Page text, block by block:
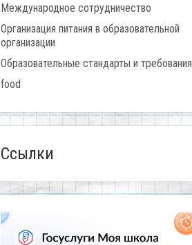
Международное сотрудничество
Организация питания в образовательной
организации
Образовательные стандарты и требования
food
Ссылки